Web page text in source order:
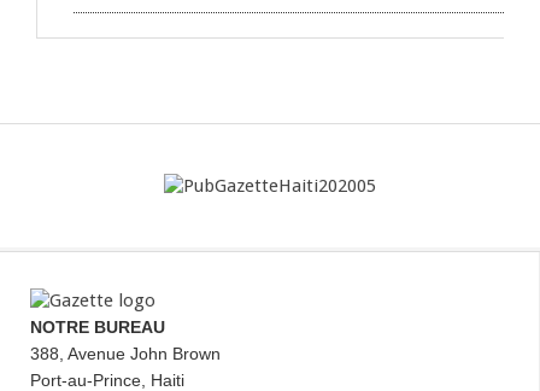
NOTRE BUREAU
388, Avenue John Brown
Port-au-Prince, Haiti